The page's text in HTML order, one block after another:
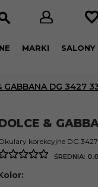
MARKI SALONY
GABBANA DG 3427
&
korekcyjne DG 3427
ŚREDNIA: 0.0